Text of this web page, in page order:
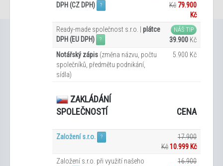
DPH (CZ DPH)
?
Kč 79.900
Kč
Ready-made společnost s.r.o. | plátce
DPH (EU DPH)
?
NÁŠ TIP
39.900 Kč
Notářský zápis (změna názvu, počtu
společníků, předmětu podnikání,
sídla)
5.900 Kč
ZAKLÁDÁNÍ
SPOLEČNOSTÍ
CENA
Založení s.r.o. ?
17.900
Kč10.999 Kč
Založení s.r.o. při využití našeho
16.900